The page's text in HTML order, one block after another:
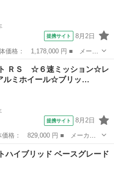
提携サイト 8月2日
トハイブリッド ■ グレード
無限エアロ☆無限グリル☆無限
ＲＳ ☆６速ミッション☆レ
ルミホイール☆ブリッ…
提携サイト 8月2日
■ グレード名： ＲＳ ☆６
ホイール☆ブリッツ車高調☆シ
ハイブリッド ベースグレード